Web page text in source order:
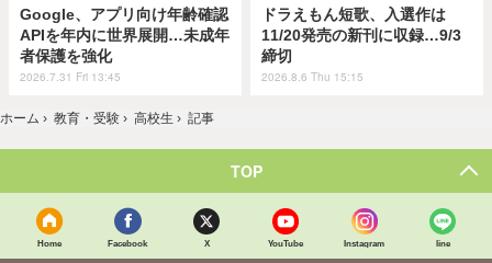
Google、アプリ向け年齢確認
APIを年内に世界展開…未成年
者保護を強化
2026.7.31 Fri 13:45
ドラえもん短歌、入選作は
11/20発売の新刊に収録…9/3
締切
2026.8.6 Thu 15:15
ホーム › 教育・受験 › 高校生 › 記事
TOP
Home Facebook X YouTube Instagram line